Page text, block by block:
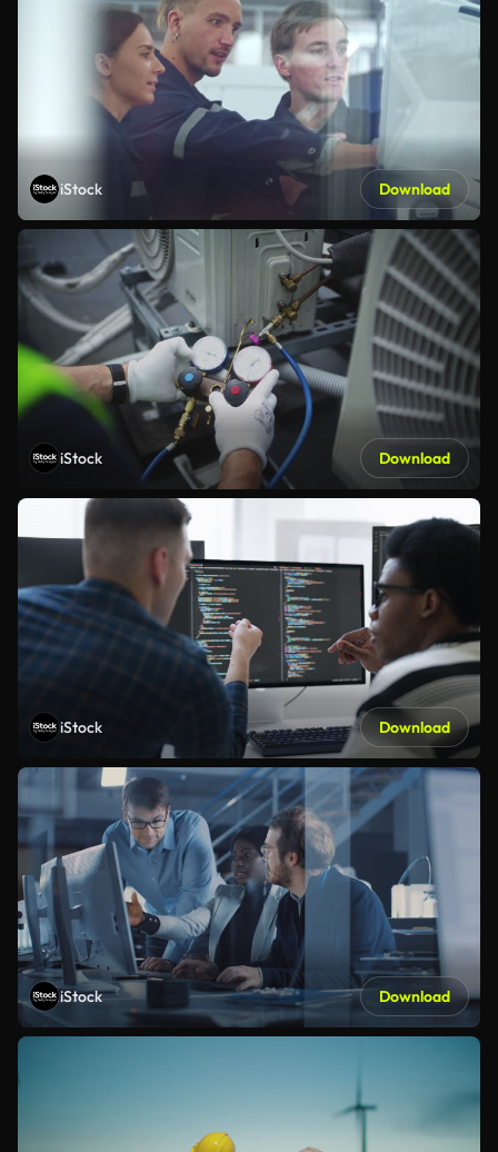
iStock Download
iStock Download
iStock Download
iStock Download